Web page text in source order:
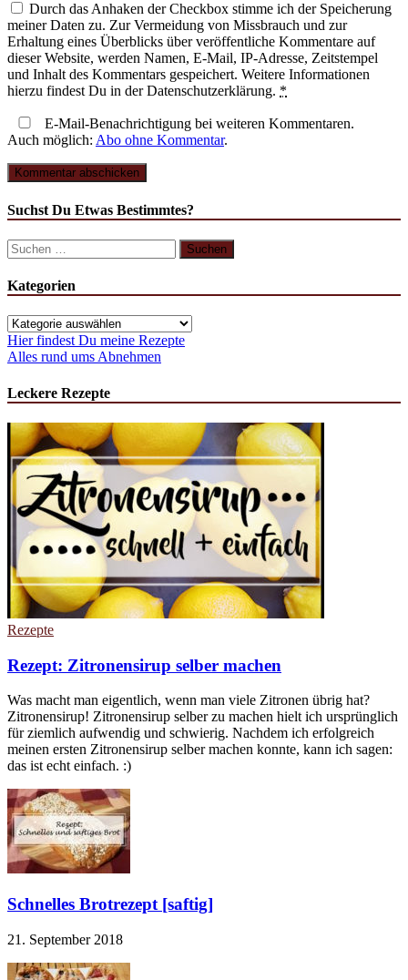
Durch das Anhaken der Checkbox stimme ich der Speicherung
meiner Daten zu. Zur Vermeidung von Missbrauch und zur
Erhaltung eines Überblicks über veröffentliche Kommentare auf
dieser Website, werden Namen, E-Mail, IP-Adresse, Zeitstempel
und Inhalt des Kommentars gespeichert. Weitere Informationen
hierzu findest Du in der Datenschutzerklärung. *
E-Mail-Benachrichtigung bei weiteren Kommentaren.
Auch möglich: Abo ohne Kommentar.
Suchst Du Etwas Bestimmtes?
Suchen
nach:
Kategorien
Kategorien
Hier findest Du meine Rezepte
Alles rund ums Abnehmen
Leckere Rezepte
Rezepte
Rezept: Zitronensirup selber machen
Was macht man eigentlich, wenn man viele Zitronen übrig hat?
Zitronensirup! Zitronensirup selber zu machen hielt ich ursprünglich
für ziemlich aufwendig und schwierig. Nachdem ich erfolgreich
meinen ersten Zitronensirup selber machen konnte, kann ich sagen:
das ist echt einfach. :)
Schnelles Brotrezept [saftig]
21. September 2018